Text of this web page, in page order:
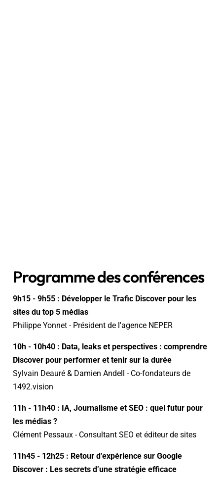
Programme des conférences
9h15 - 9h55 : Développer le Trafic Discover pour les
sites du top 5 médias
Philippe Yonnet - Président de l'agence NEPER
10h - 10h40 : Data, leaks et perspectives : comprendre
Discover pour performer et tenir sur la durée
Sylvain Deauré & Damien Andell - Co-fondateurs de
1492.vision
11h - 11h40 : IA, Journalisme et SEO : quel futur pour
les médias ?
Clément Pessaux - Consultant SEO et éditeur de sites
11h45 - 12h25 : Retour d’expérience sur Google
Discover : Les secrets d’une stratégie efficace